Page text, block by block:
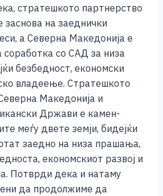
стратешкото партнерство
заснова на заеднички
а Северна Македонија е
соработка со САД за низа
безбедност, економски
владеење. Стратешкото
Македонија и
Држави е камен-
меѓу двете земји, бидејќи
заедно на низа прашања,
економскиот развој и
Потврди дека и натаму
да продолжиме да